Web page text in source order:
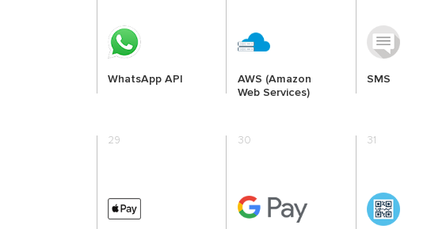
WhatsApp API
AWS (Amazon
Web Services)
SMS
29 30 31